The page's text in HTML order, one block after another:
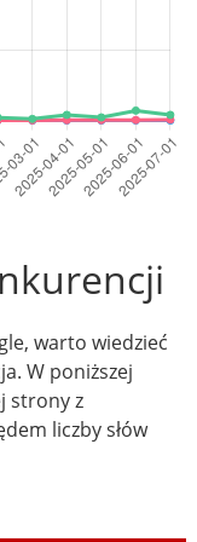
warto wiedzieć
W poniższej
strony z
liczby słów